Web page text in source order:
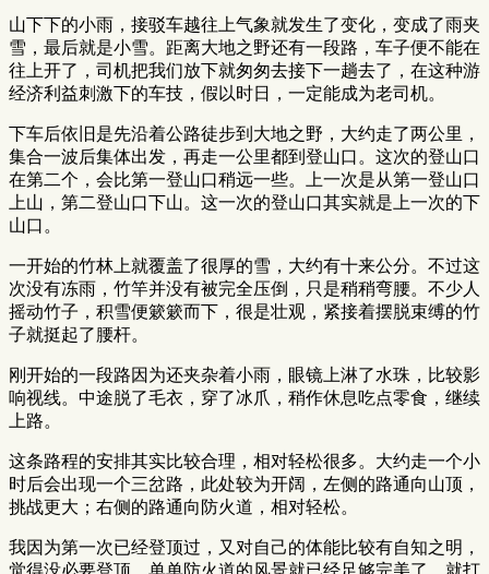
山下下的小雨，接驳车越往上气象就发生了变化，变成了雨夹
雪，最后就是小雪。距离大地之野还有一段路，车子便不能在
往上开了，司机把我们放下就匆匆去接下一趟去了，在这种游
经济利益刺激下的车技，假以时日，一定能成为老司机。
下车后依旧是先沿着公路徒步到大地之野，大约走了两公里，
集合一波后集体出发，再走一公里都到登山口。这次的登山口
在第二个，会比第一登山口稍远一些。上一次是从第一登山口
上山，第二登山口下山。这一次的登山口其实就是上一次的下
山口。
一开始的竹林上就覆盖了很厚的雪，大约有十来公分。不过这
次没有冻雨，竹竿并没有被完全压倒，只是稍稍弯腰。不少人
摇动竹子，积雪便簌簌而下，很是壮观，紧接着摆脱束缚的竹
子就挺起了腰杆。
刚开始的一段路因为还夹杂着小雨，眼镜上淋了水珠，比较影
响视线。中途脱了毛衣，穿了冰爪，稍作休息吃点零食，继续
上路。
这条路程的安排其实比较合理，相对轻松很多。大约走一个小
时后会出现一个三岔路，此处较为开阔，左侧的路通向山顶，
挑战更大；右侧的路通向防火道，相对轻松。
我因为第一次已经登顶过，又对自己的体能比较有自知之明，